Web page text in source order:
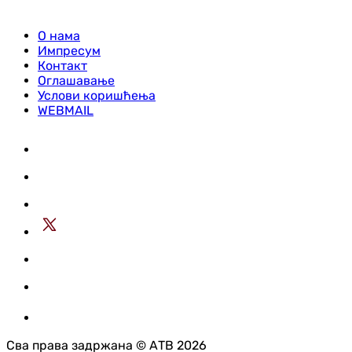
О нама
Импресум
Контакт
Оглашавање
Услови коришћења
WEBMAIL
Сва права задржана © АТВ 2026